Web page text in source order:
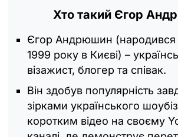
Хто такий Єгор
Єгор Андрюшин (народився
1999 року в Києві) –
візажист, блогер та співак.
Він здобув популярність
зірками українського
коротким відео на своєму